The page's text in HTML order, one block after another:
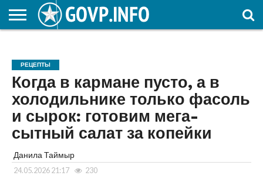
ОБРАЗОВАНИЕ
РЕЦЕПТЫ
Когда в кармане пусто, а в
холодильнике только фасоль
и сырок: готовим мега-
сытный салат за копейки
Данила Таймыр
24.05.2026 21:17 230